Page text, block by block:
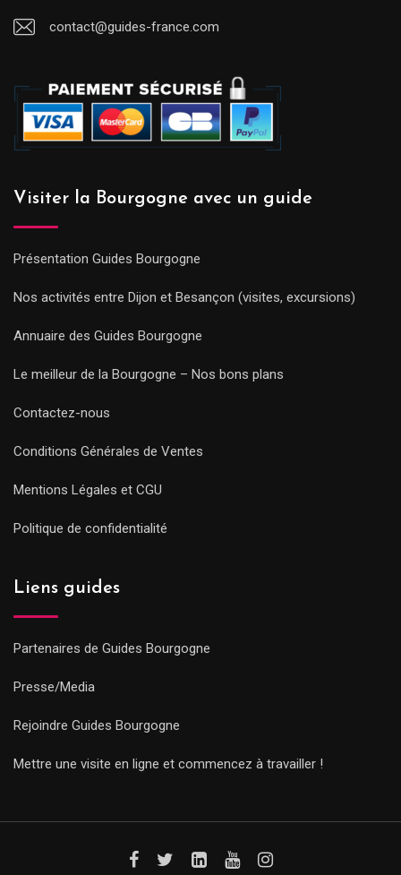
contact@guides-france.com
Visiter la Bourgogne avec un guide
Présentation Guides Bourgogne
Nos activités entre Dijon et Besançon (visites, excursions)
Annuaire des Guides Bourgogne
Le meilleur de la Bourgogne – Nos bons plans
Contactez-nous
Conditions Générales de Ventes
Mentions Légales et CGU
Politique de confidentialité
Liens guides
Partenaires de Guides Bourgogne
Presse/Media
Rejoindre Guides Bourgogne
Mettre une visite en ligne et commencez à travailler !